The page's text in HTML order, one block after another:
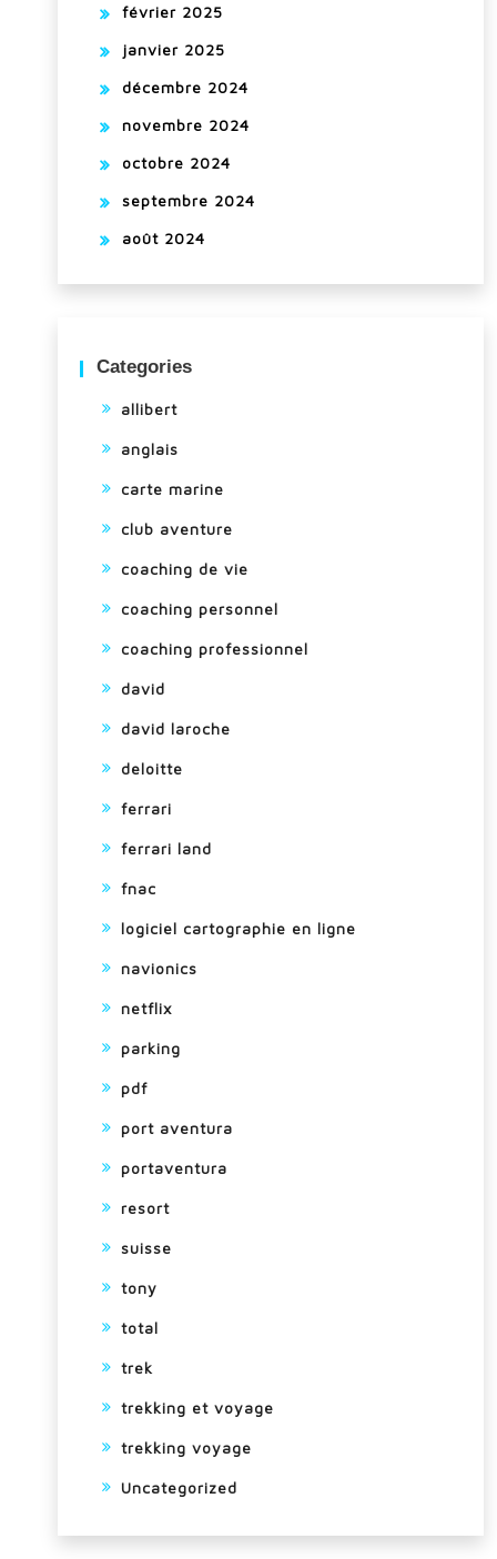
février 2025
janvier 2025
décembre 2024
novembre 2024
octobre 2024
septembre 2024
août 2024
Categories
allibert
anglais
carte marine
club aventure
coaching de vie
coaching personnel
coaching professionnel
david
david laroche
deloitte
ferrari
ferrari land
fnac
logiciel cartographie en ligne
navionics
netflix
parking
pdf
port aventura
portaventura
resort
suisse
tony
total
trek
trekking et voyage
trekking voyage
Uncategorized